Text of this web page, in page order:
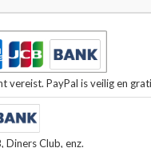
vereist. PayPal is veilig en
Diners Club, enz.